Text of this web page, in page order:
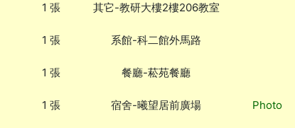
1 張 其它-教研大樓2樓206教室
1 張 系館-科二館外馬路
1 張 餐廳-菘苑餐廳
1 張 宿舍-曦望居前廣場 Photo